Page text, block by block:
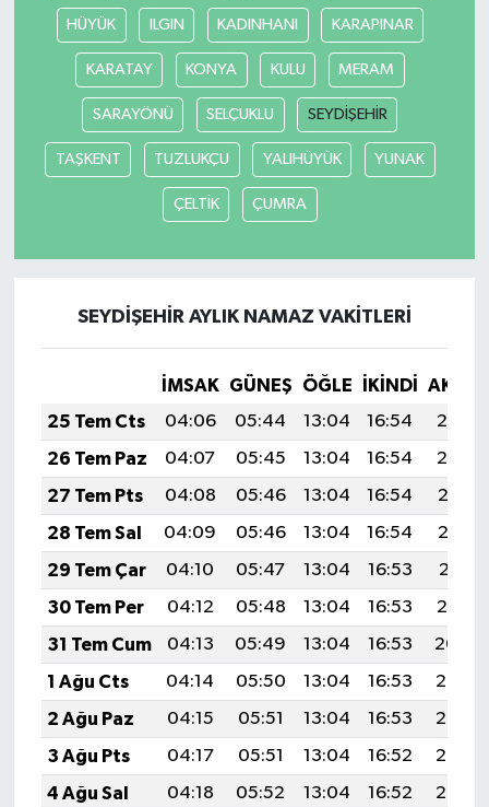
HÜYÜK ILGIN KADINHANI KARAPINAR
KARATAY KONYA KULU MERAM
SARAYÖNÜ SELÇUKLU SEYDİŞEHİR
TAŞKENT TUZLUKÇU YALIHÜYÜK YUNAK
ÇELTİK ÇUMRA
SEYDİŞEHİR AYLIK NAMAZ VAKITLERI
İMSAK GÜNEŞ ÖĞLE İKINDI
25 Tem Cts
04:06 05:44 13:04 16:54
20:14
26 Tem Paz
04:07 05:45 13:04 16:54
20:14
27 Tem Pts
04:08 05:46 13:04 16:54
20:13
28 Tem Sal
04:09 05:46 13:04 16:54
20:12
29 Tem Çar
04:10 05:47 13:04 16:53
20:11
30 Tem Per
04:12 05:48 13:04 16:53
20:10
31 Tem Cum
04:13 05:49 13:04 16:53
20:09
1 Ağu Cts
04:14 05:50 13:04 16:53
20:08
2 Ağu Paz
04:15 05:51 13:04 16:53
20:07
3 Ağu Pts
04:17 05:51 13:04 16:52
20:06
4 Ağu Sal
04:18 05:52 13:04 16:52
20:05